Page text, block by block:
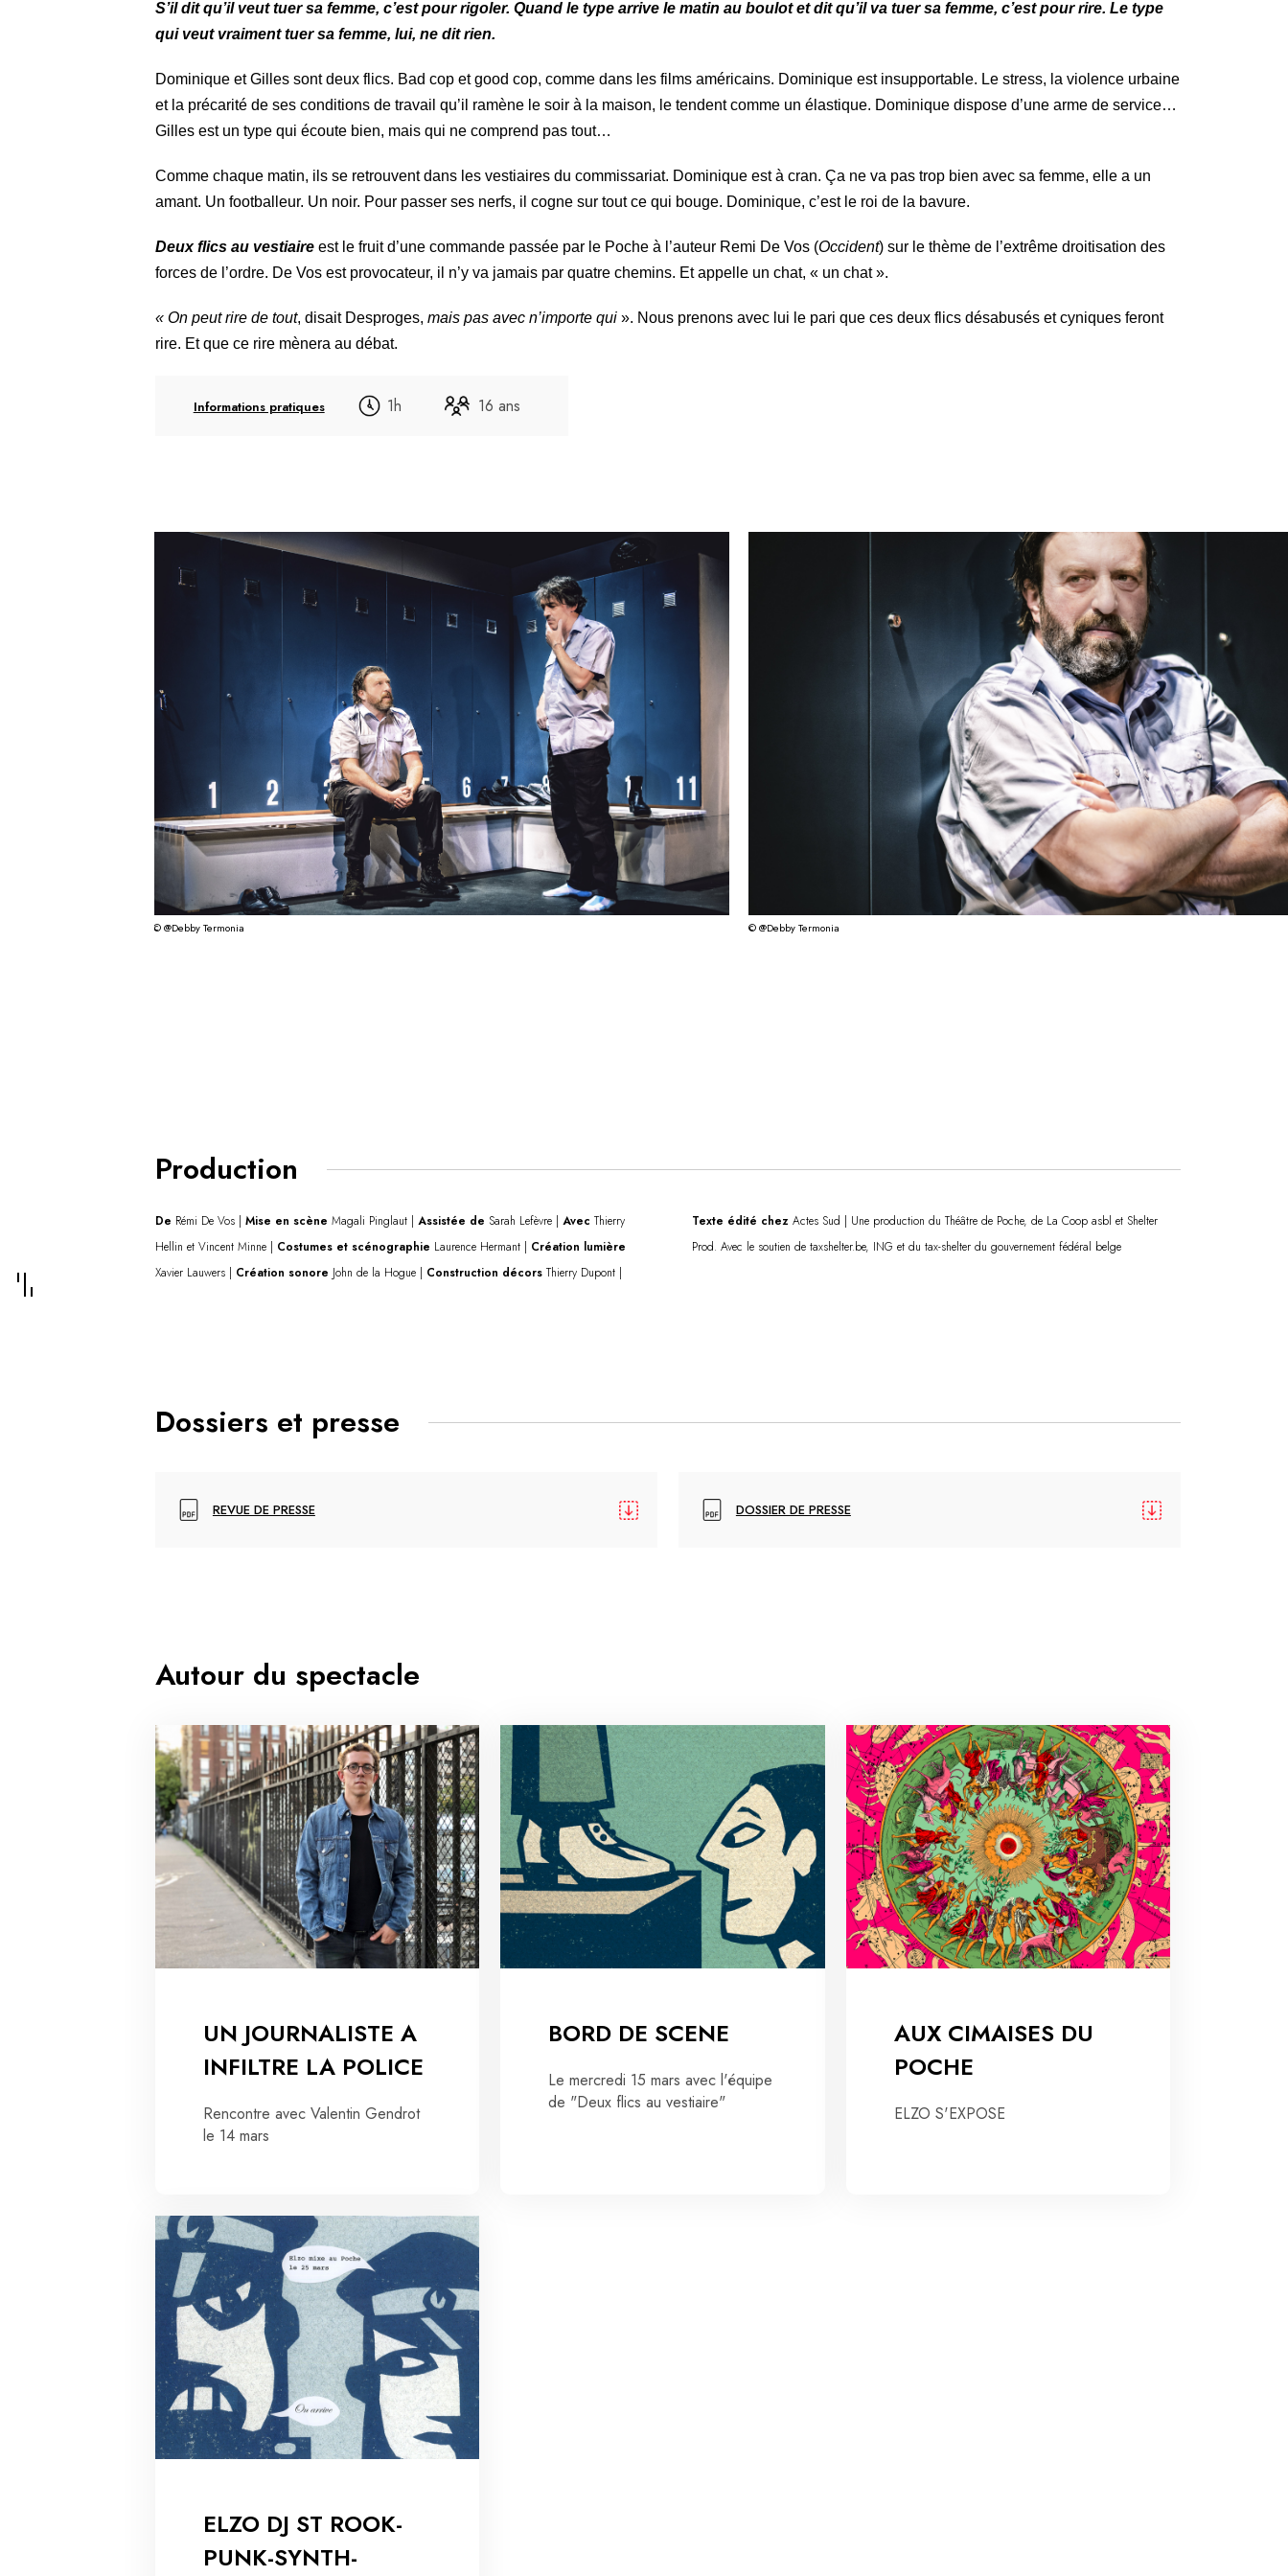
S’il dit qu’il veut tuer sa femme, c’est pour rigoler. Quand le type arrive le matin au boulot et dit qu’il va tuer sa femme, c’est pour rire. Le type
qui veut vraiment tuer sa femme, lui, ne dit rien.
Dominique et Gilles sont deux flics. Bad cop et good cop, comme dans les films américains. Dominique est insupportable. Le stress, la violence urbaine
et la précarité de ses conditions de travail qu’il ramène le soir à la maison, le tendent comme un élastique. Dominique dispose d’une arme de service…
Gilles est un type qui écoute bien, mais qui ne comprend pas tout…
Comme chaque matin, ils se retrouvent dans les vestiaires du commissariat. Dominique est à cran. Ça ne va pas trop bien avec sa femme, elle a un
amant. Un footballeur. Un noir. Pour passer ses nerfs, il cogne sur tout ce qui bouge. Dominique, c’est le roi de la bavure.
Deux flics au vestiaireest le fruit d’une commande passée par le Poche à l’auteur Remi De Vos (Occident) sur le thème de l’extrême droitisation des
forces de l’ordre. De Vos est provocateur, il n’y va jamais par quatre chemins. Et appelle un chat, « un chat ».
« On peut rire de tout, disait Desproges, mais pas avec n’importe qui». Nous prenons avec lui le pari que ces deux flics désabusés et cyniques feront
rire. Et que ce rire mènera au débat.
Informations pratiques 1h 16 ans
© @Debby Termonia © @Debby Termonia
Production
De Rémi De Vos | Mise en scène Magali Pinglaut | Assistée de Sarah Lefèvre | Avec Thierry
Hellin et Vincent Minne | Costumes et scénographie Laurence Hermant | Création lumière
Xavier Lauwers | Création sonore John de la Hogue | Construction décorsThierry Dupont |
Texte édité chez Actes Sud | Une production du Théâtre de Poche, de La Coop asbl et Shelter
Prod. Avec le soutien de taxshelter.be, ING et du tax-shelter du gouvernement fédéral belge
Dossiers et presse
REVUE DE PRESSE DOSSIER DE PRESSE
Autour du spectacle
UN JOURNALISTE A
INFILTRE LA POLICE
Rencontre avec Valentin Gendrot
le 14 mars
BORD DE SCENE
Le mercredi 15 mars avec l'équipe
de "Deux flics au vestiaire"
AUX CIMAISES DU
POCHE
ELZO S'EXPOSE
ELZO DJ ST ROOK-
PUNK-SYNTH-